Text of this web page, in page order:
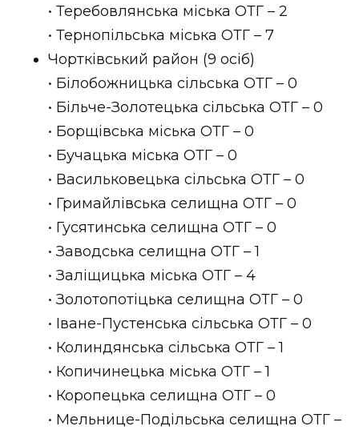
• Теребовлянська міська ОТГ – 2
• Тернопільська міська ОТГ – 7
Чортківський район (9 осіб)
• Білобожницька сільська ОТГ – 0
• Більче-Золотецька сільська ОТГ – 0
• Борщівська міська ОТГ – 0
• Бучацька міська ОТГ – 0
• Васильковецька сільська ОТГ – 0
• Гримайлівська селищна ОТГ – 0
• Гусятинська селищна ОТГ – 0
• Заводська селищна ОТГ – 1
• Заліщицька міська ОТГ – 4
• Золотопотіцька селищна ОТГ – 0
• Іване-Пустенська сільська ОТГ – 0
• Колиндянська сільська ОТГ – 1
• Копичинецька міська ОТГ – 1
• Коропецька селищна ОТГ – 0
• Мельнице-Подільська селищна ОТГ –